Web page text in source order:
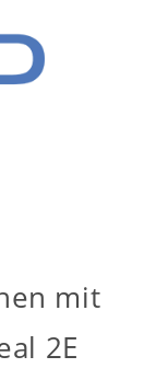
mit
2E